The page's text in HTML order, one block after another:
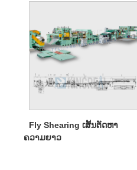
Fly Shearing ເສັ້ນຕັດຫາ
ຄວາມຍາວ